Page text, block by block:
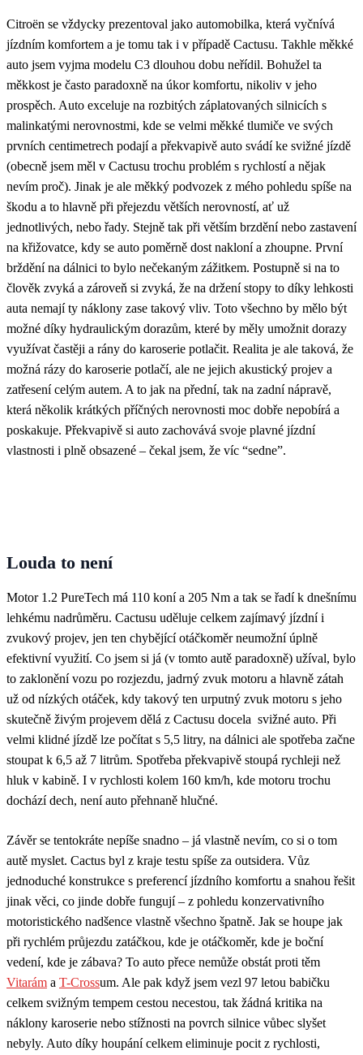
Citroën se vždycky prezentoval jako automobilka, která vyčnívá
jízdním komfortem a je tomu tak i v případě Cactusu. Takhle měkké
auto jsem vyjma modelu C3 dlouhou dobu neřídil. Bohužel ta
měkkost je často paradoxně na úkor komfortu, nikoliv v jeho
prospěch. Auto exceluje na rozbitých záplatovaných silnicích s
malinkatými nerovnostmi, kde se velmi měkké tlumiče ve svých
prvních centimetrech podají a překvapivě auto svádí ke svižné jízdě
(obecně jsem měl v Cactusu trochu problém s rychlostí a nějak
nevím proč). Jinak je ale měkký podvozek z mého pohledu spíše na
škodu a to hlavně při přejezdu větších nerovností, ať už
jednotlivých, nebo řady. Stejně tak při větším brzdění nebo zastavení
na křižovatce, kdy se auto poměrně dost nakloní a zhoupne. První
brždění na dálnici to bylo nečekaným zážitkem. Postupně si na to
člověk zvyká a zároveň si zvyká, že na držení stopy to díky lehkosti
auta nemají ty náklony zase takový vliv. Toto všechno by mělo být
možné díky hydraulickým dorazům, které by měly umožnit dorazy
využívat častěji a rány do karoserie potlačit. Realita je ale taková, že
možná rázy do karoserie potlačí, ale ne jejich akustický projev a
zatřesení celým autem. A to jak na přední, tak na zadní nápravě,
která několik krátkých příčných nerovnosti moc dobře nepobírá a
poskakuje. Překvapivě si auto zachovává svoje plavné jízdní
vlastnosti i plně obsazené – čekal jsem, že víc “sedne”.
Louda to není
Motor 1.2 PureTech má 110 koní a 205 Nm a tak se řadí k dnešnímu
lehkému nadrůměru. Cactusu uděluje celkem zajímavý jízdní i
zvukový projev, jen ten chybějící otáčkoměr neumožní úplně
efektivní využití. Co jsem si já (v tomto autě paradoxně) užíval, bylo
to zaklonění vozu po rozjezdu, jadrný zvuk motoru a hlavně zátah
už od nízkých otáček, kdy takový ten urputný zvuk motoru s jeho
skutečně živým projevem dělá z Cactusu docela svižné auto. Při
velmi klidné jízdě lze počítat s 5,5 litry, na dálnici ale spotřeba začne
stoupat k 6,5 až 7 litrům. Spotřeba překvapivě stoupá rychleji než
hluk v kabině. I v rychlosti kolem 160 km/h, kde motoru trochu
dochází dech, není auto přehnaně hlučné.
Závěr se tentokráte nepíše snadno – já vlastně nevím, co si o tom
autě myslet. Cactus byl z kraje testu spíše za outsidera. Vůz
jednoduché konstrukce s preferencí jízdního komfortu a snahou řešit
jinak věci, co jinde dobře fungují – z pohledu konzervativního
motoristického nadšence vlastně všechno špatně. Jak se houpe jak
při rychlém průjezdu zatáčkou, kde je otáčkoměr, kde je boční
vedení, kde je zábava? To auto přece nemůže obstát proti těm
Vitarám a T-Crossum. Ale pak když jsem vezl 97 letou babičku
celkem svižným tempem cestou necestou, tak žádná kritika na
náklony karoserie nebo stížnosti na povrch silnice vůbec slyšet
nebyly. Auto díky houpání celkem eliminuje pocit z rychlosti,